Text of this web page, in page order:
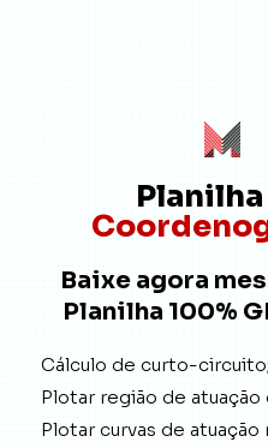
Baixe agora
Planilha 100%
Cálculo de curto-circuito;
Plotar região de atuação
Plotar curvas de atuação